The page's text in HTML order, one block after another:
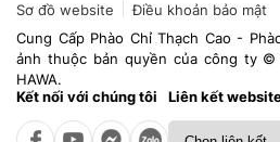
Sơ đồ website
Điều khoản bảo mật
Cung Cấp Phào Chỉ Thạch Cao -
ảnh thuộc bản quyền của công ty ©
HAWA.
Kết nối với chúng tôi
Liên kết